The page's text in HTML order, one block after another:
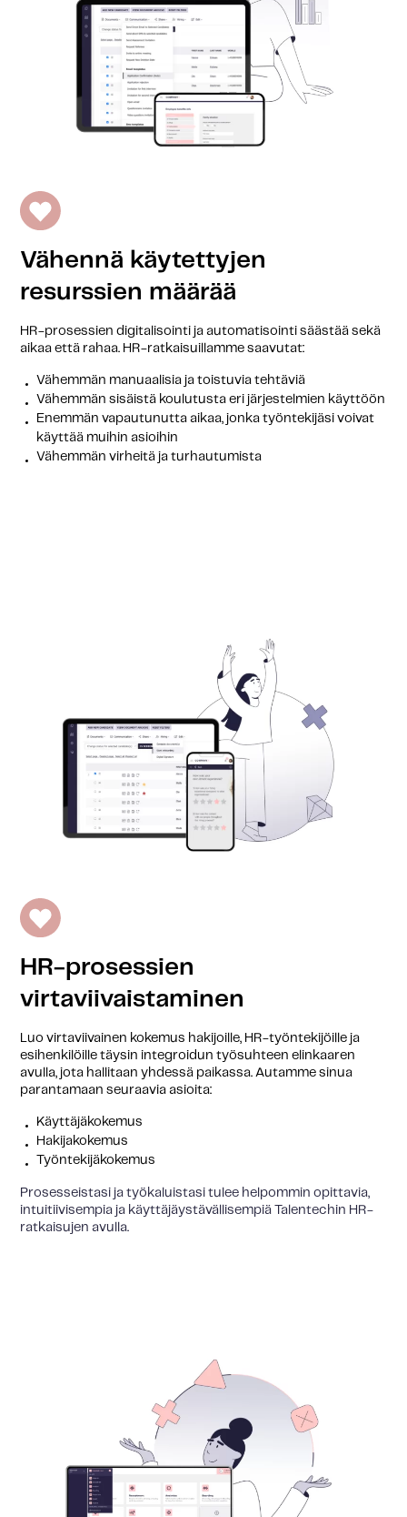
Vähennä käytettyjen
resurssien määrää
HR-prosessien digitalisointi ja automatisointi säästää sekä
aikaa että rahaa. HR-ratkaisuillamme saavutat:
Vähemmän manuaalisia ja toistuvia tehtäviä
Vähemmän sisäistä koulutusta eri järjestelmien käyttöön
Enemmän vapautunutta aikaa, jonka työntekijäsi voivat
käyttää muihin asioihin
Vähemmän virheitä ja turhautumista
HR-prosessien
virtaviivaistaminen
Luo virtaviivainen kokemus hakijoille, HR-työntekijöille ja
esihenkilöille täysin integroidun työsuhteen elinkaaren
avulla, jota hallitaan yhdessä paikassa. Autamme sinua
parantamaan seuraavia asioita:
Käyttäjäkokemus
Hakijakokemus
Työntekijäkokemus
Prosesseistasi ja työkaluistasi tulee helpommin opittavia,
intuitiivisempia ja käyttäjäystävällisempiä Talentechin HR-
ratkaisujen avulla.